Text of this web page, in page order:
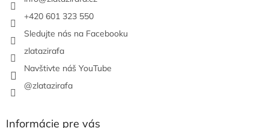
+420 601 323 550
Sledujte nás na Facebooku
zlatazirafa
Navštivte náš YouTube
@zlatazirafa
Informácie pre vás